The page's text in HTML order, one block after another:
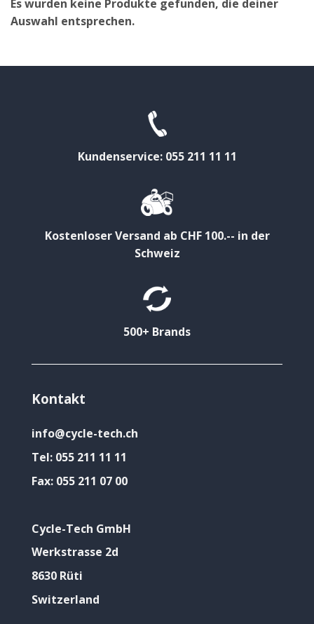
Es wurden keine Produkte gefunden, die deiner
Auswahl entsprechen.
Kundenservice: 055 211 11 11
Kostenloser Versand ab CHF 100.-- in der
Schweiz
500+ Brands
Kontakt
info@cycle-tech.ch
Tel: 055 211 11 11
Fax: 055 211 07 00
Cycle-Tech GmbH
Werkstrasse 2d
8630 Rüti
Switzerland